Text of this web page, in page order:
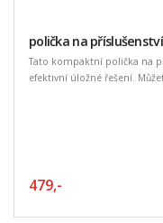
polička na
Tato kompaktní polička na
efektivní úložné řešení.
479,-